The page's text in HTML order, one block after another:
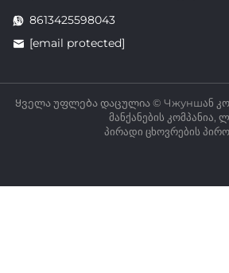
8613425598043
[email protected]
Ყველა უფლება დაცულია © Чжуншან
მანქანების კომპანია,
პირადი ცხოვრების